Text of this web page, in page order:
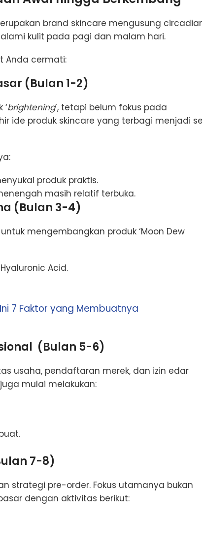
brand skincare mengusung
kulit pada pagi dan malam hari.
Anda cermati:
(Bulan 1-2)
brightening’, tetapi belum fokus pada
ide produk skincare yang terbagi menjadi
produk praktis.
masih relatif terbuka.
(Bulan 3-4)
mengembangkan produk ‘Moon Dew
Acid.
7 Faktor yang Membuatnya
(Bulan 5-6)
usaha, pendaftaran merek, dan izin edar
mulai melakukan:
7-8)
strategi pre-order. Fokus utamanya bukan
dengan aktivitas berikut: